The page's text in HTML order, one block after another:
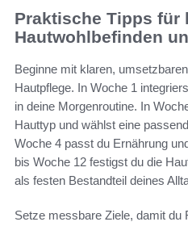
Praktische Tipps für
Hautwohlbefinden
Beginne mit klaren,
Hautpflege. In Woche 1
in deine Morgenroutine. In
Hauttyp und wählst eine
Woche 4 passt du Ernährung
bis Woche 12 festigst du die
als festen Bestandteil deines
Setze messbare Ziele, damit